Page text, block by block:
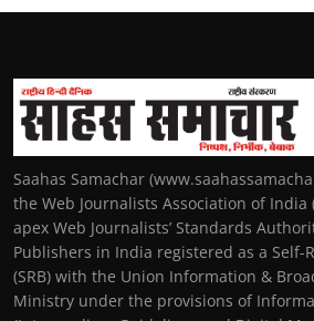
Saahas Samachar
the Web Journalists Association of India
apex Web Journalists’ Standards
Publishers in India registered as a Self-
(SRB) with the Union Information &
Ministry under the provisions of